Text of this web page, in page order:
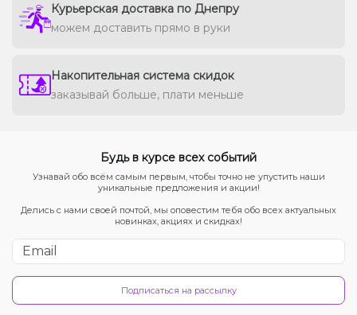
Курьерская доставка по Днепру
можем доставить прямо в руки
Накопительная система скидок
заказывай больше, плати меньше
Будь в курсе всех событий
Узнавай обо всём самым первым, чтобы точно не упустить наши
уникальные предложения и акции!
Делись с нами своей почтой, мы оповестим тебя обо всех актуальных
новинках, акциях и скидках!
Подписаться на рассылку